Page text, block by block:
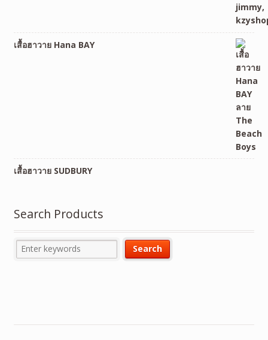
เสื้อฮาวาย Hana BAY
เสื้อฮาวาย SUDBURY
Search Products